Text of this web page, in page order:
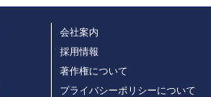
会社案内
採用情報
著作権について
プライバシーポリシーについて